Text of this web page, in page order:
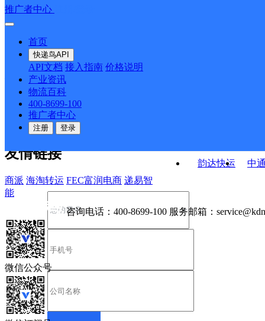
推广者中心
首页
快递鸟API
API文档 接入指南 价格说明
产业资讯
物流百科
400-8699-100
推广者中心
注册 登录
韵达快运
中
接口API
API接口 DEMO下载
关于我们
公司介绍 企业动态
合作伙伴 快递鸟接口服务协议
户隐私政策
友情链接
商派 海淘转运 FEC富润电商 递易智
能
咨询电话： 400-8699-100 服务邮箱：
微信公众号